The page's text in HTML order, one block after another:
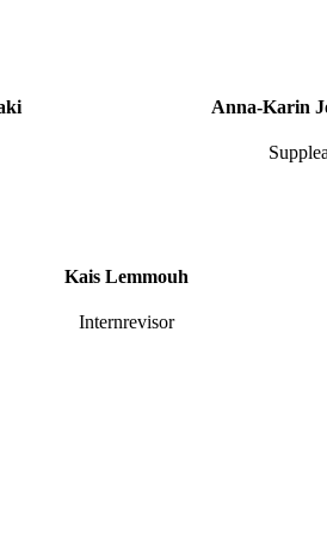
Anna-Karin
Kais Lemmouh
Internrevisor